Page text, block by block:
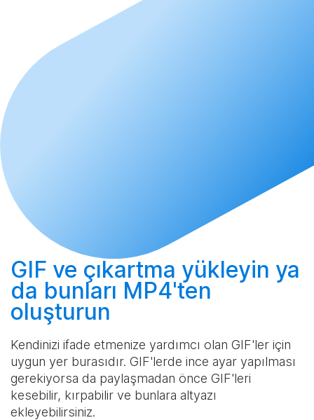
GIF ve çıkartma yükleyin ya
da bunları MP4'ten
oluşturun
Kendinizi ifade etmenize yardımcı olan GIF'ler için
uygun yer burasıdır. GIF'lerde ince ayar yapılması
gerekiyorsa da paylaşmadan önce GIF'leri
kesebilir, kırpabilir ve bunlara altyazı
ekleyebilirsiniz.